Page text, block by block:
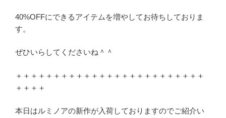
40%OFFにできるアイテムを増やしてお待ちしておりま
す。
ぜひいらしてくださいね＾＾
＋＋＋＋＋＋＋＋＋＋＋＋＋＋＋＋＋＋＋＋＋＋＋＋＋
＋＋＋＋
本日はルミノアの新作が入荷しておりますのでご紹介い